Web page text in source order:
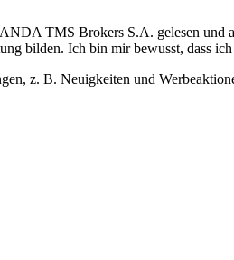
TMS Brokers S.A. gelesen und
bilden. Ich bin mir bewusst, dass
z. B. Neuigkeiten und